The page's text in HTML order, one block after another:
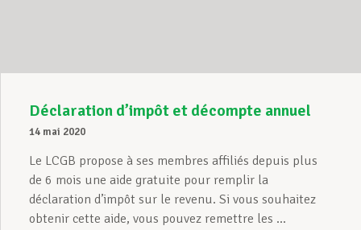
Devenir Membre
Actualités
Déclaration d’impôt et décompte annuel
14 mai 2020
Le LCGB propose à ses membres affiliés depuis plus
de 6 mois une aide gratuite pour remplir la
déclaration d’impôt sur le revenu. Si vous souhaitez
obtenir cette aide, vous pouvez remettre les ...